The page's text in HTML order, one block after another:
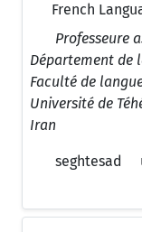
French
Professeure
Département de
Faculté de
Université de
Iran
seghtesad